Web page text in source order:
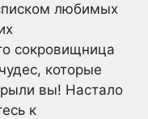
любимых
сокровищница
которые
вы! Настало
к